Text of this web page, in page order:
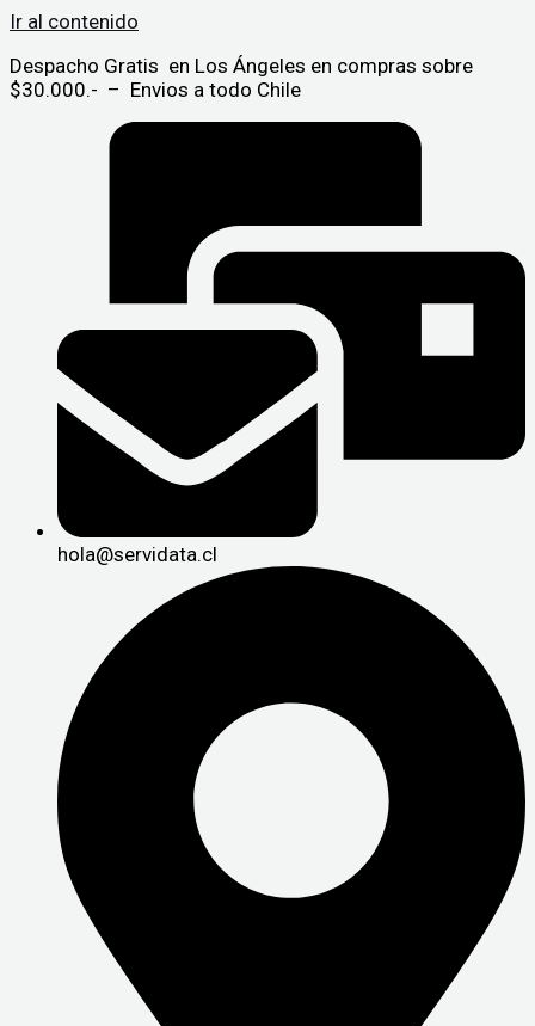
Ir al contenido
Despacho Gratis en Los Ángeles en compras sobre
$30.000.- – Envios a todo Chile
hola@servidata.cl